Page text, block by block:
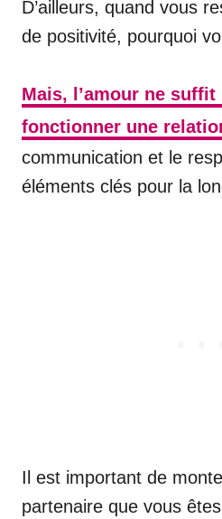
D’ailleurs, quand vous
de positivité, pourquoi
Mais, l’amour ne
fonctionner une
communication et le
éléments clés pour la
Il est important de
partenaire que vous